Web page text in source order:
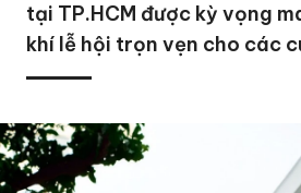
tại TP.HCM được kỳ vọng
khí lễ hội trọn vẹn cho các